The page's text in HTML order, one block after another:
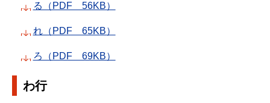
る（PDF 56KB）
れ（PDF 65KB）
ろ（PDF 69KB）
わ行